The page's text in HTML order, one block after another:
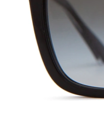
45 mm
Înălțime lentilă